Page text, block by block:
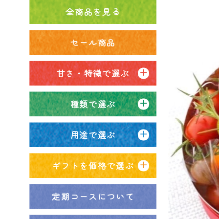
全商品を見る
セール商品
甘さ・特徴で選ぶ
種類で選ぶ
用途で選ぶ
ギフトを価格で選ぶ
定期コースについて